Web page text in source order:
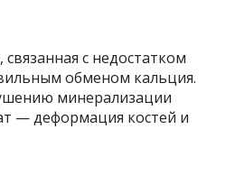
с недостатком
обменом кальция.
минерализации
— деформация костей и